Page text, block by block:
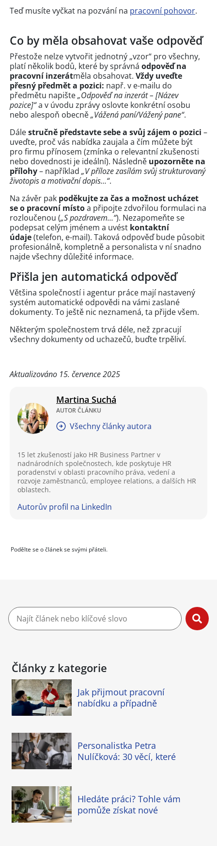
Teď musíte vyčkat na pozvání na pracovní pohovor.
Co by měla obsahovat vaše odpověď
Přestože nelze vytvořit jednotný „vzor“ pro všechny,
platí několik bodů, které by správná odpověď na
pracovní inzerátměla obsahovat. Vždy uveďte
přesný předmět a pozici: např. v e-mailu do
předmětu napište„Odpověď na inzerát – [Název
pozice]“a v úvodu zprávy oslovte konkrétní osobu
nebo alespoň obecně„Vážená paní/Vážený pane“.
Dálestručně představte sebe a svůj zájem o pozici –
uveďte, proč vás nabídka zaujala a čím můžete být
pro firmu přínosem (zmínka o relevantní zkušenosti
nebo dovednosti je ideální). Následně upozorněte na
přílohy– například „V příloze zasílám svůj strukturovaný
životopis a motivační dopis…“.
Na závěr pak poděkujte za čas a možnost ucházet
se o pracovní místoa připojte zdvořilou formulaci na
rozloučenou („S pozdravem…“). Nezapomeňte se
podepsat celým jménem a uvést kontaktní
údaje(telefon, e-mail). Taková odpověď bude působit
profesionálně, kompletně a personalista v ní snadno
najde všechny důležité informace.
Přišla jen automatická odpověď
Většina společností i agentur práce mají nastavený
systém automatické odpovědi na vámi zaslané
dokumenty. To ještě nic neznamená, ta přijde všem.
Některým společnostem trvá déle, než zpracují
všechny dokumenty od uchazečů, buďte trpěliví.
Aktualizováno 15. července 2025
Martina Suchá
AUTOR ČLÁNKU
Všechny články autora
15 let zkušeností jako HR Business Partner v
nadnárodních společnostech, kde poskytuje HR
poradenství v oblasti pracovního práva, vedení a
rozvoje zaměstnanců, employee relations, a dalších HR
oblastech.
Autorův profil na LinkedIn
Podělte se o článek se svými přáteli.
Články z kategorie
Jak přijmout pracovní
nabídku a případně
Personalistka Petra
Nulíčková: 30 věcí, které
Hledáte práci? Tohle vám
pomůže získat nové